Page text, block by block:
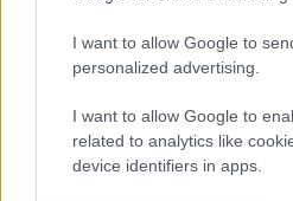
I want to allow Google to
personalized advertising.
I want to allow Google to
related to analytics like
device identifiers in apps.
Címkék:ui interface kezelőfelület
Ajánlott bejegyzések: